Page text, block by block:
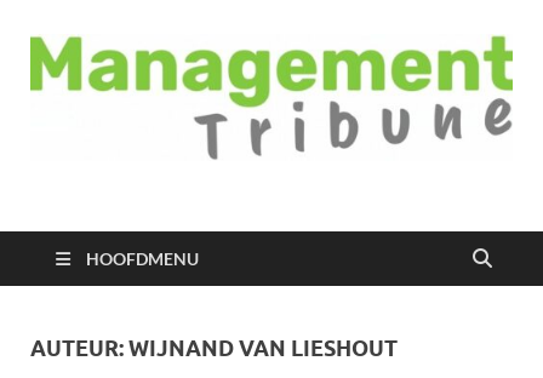
Managementtribune
HOOFDMENU
AUTEUR:WIJNAND VAN LIESHOUT